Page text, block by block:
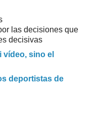
las decisiones que
decisivas
vídeo, sino el
deportistas de